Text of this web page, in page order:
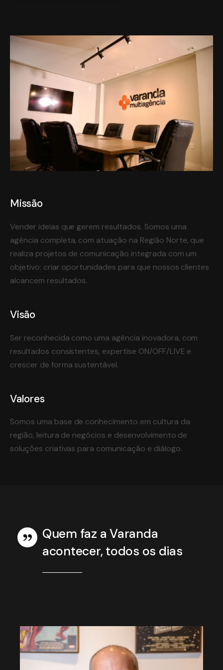
Missão
Vender ideias que gerem resultados. Somos uma
agência completa, com atuação na Região Norte, que
realiza projetos de comunicação integrada com um
objetivo: criar oportunidades para que nossos clientes
alcancem resultados.
Visão
Ser reconhecida como uma agência inovadora, com
resultados consistentes, expertise ON/OFF/LIVE e
crescer de forma sustentável.
Valores
Somos uma base de conhecimento em cultura da
região, leitura de negócios e desenvolvimento de
soluções criativas para comunicação e diálogo.
Quem faz a Varanda
acontecer, todos os dias